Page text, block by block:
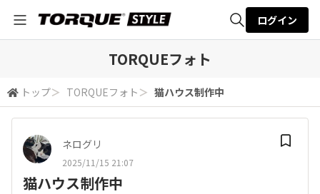
検索
ログイン
TORQUEフォト
トップ＞ TORQUEフォト ＞ 猫ハウス制作中
ネログリ
2025/11/15 21:07
猫ハウス制作中